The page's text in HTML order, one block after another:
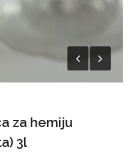
za hemiju
3l